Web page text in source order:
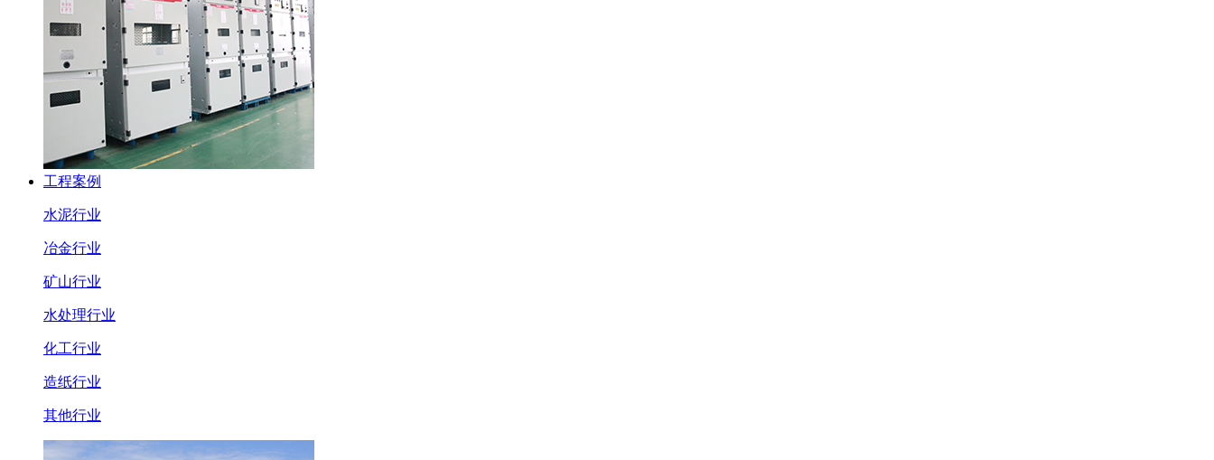
工程案例
水泥行业
冶金行业
矿山行业
水处理行业
化工行业
造纸行业
其他行业